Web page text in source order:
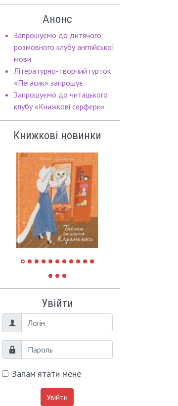
Анонс
Запрошуємо до дитячого
розмовного клубу англійської
мови
Літературно-творчий гурток
«Пегасик» запрошує
Запрошуємо до читацького
клубу «Книжкові серфери»
Книжкові новинки
Увійти
Логін
Пароль
Запам'ятати мене
Увійти